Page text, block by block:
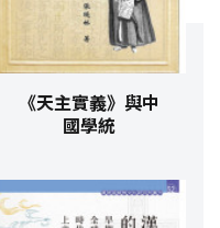
《天主實義》與中
國學統